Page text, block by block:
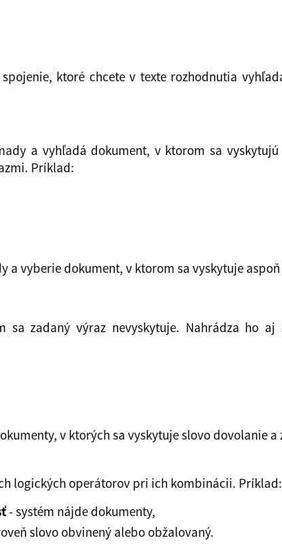
ktoré chcete v texte rozhodnutia
a vyhľadá dokument, v ktorom sa
Príklad:
vyberie dokument, v ktorom sa vyskytuje
zadaný výraz nevyskytuje. Nahrádza ho aj
v ktorých sa vyskytuje slovo dovolanie
logických operátorov pri ich kombinácii. Príklad:
- systém nájde dokumenty,
slovo obvinený alebo obžalovaný.